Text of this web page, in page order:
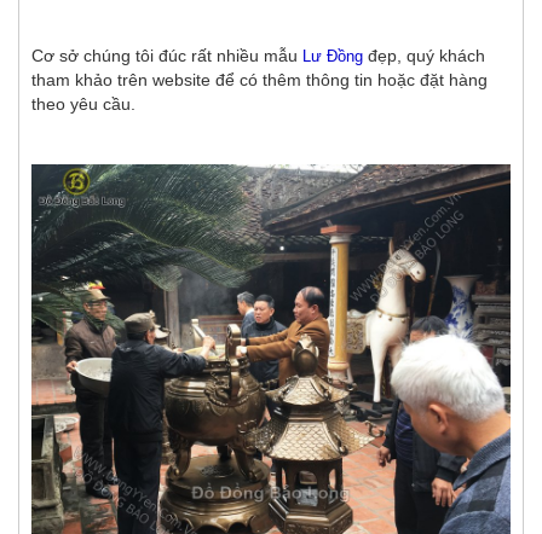
Cơ sở chúng tôi đúc rất nhiều mẫu Lư Đồng đẹp, quý khách
tham khảo trên website để có thêm thông tin hoặc đặt hàng
theo yêu cầu.